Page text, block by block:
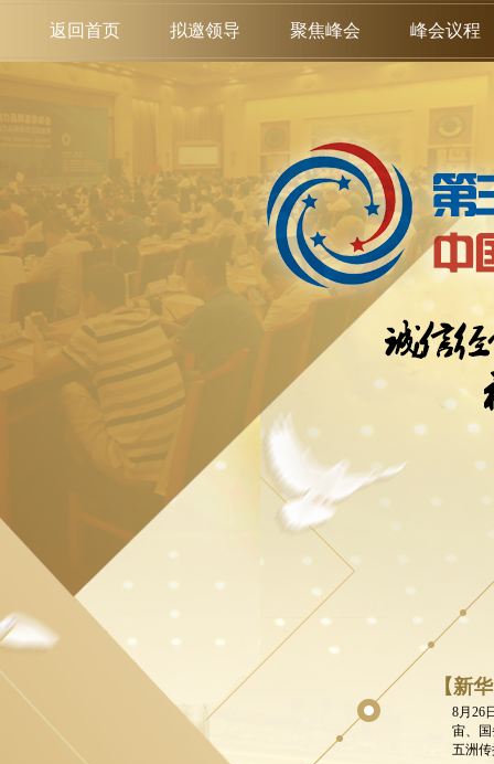
返回首页 拟邀领导 聚焦峰会 峰会议程
【新
8月26
宙、
五洲